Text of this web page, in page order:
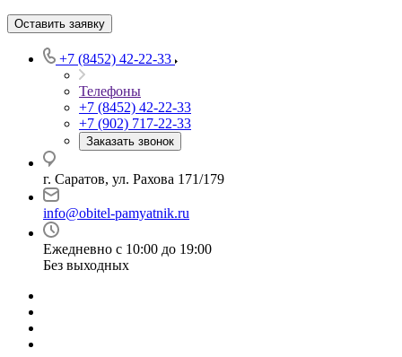
Оставить заявку
+7 (8452) 42-22-33
Телефоны
+7 (8452) 42-22-33
+7 (902) 717-22-33
Заказать звонок
г. Саратов, ул. Рахова 171/179
info@obitel-pamyatnik.ru
Ежедневно с 10:00 до 19:00
Без выходных